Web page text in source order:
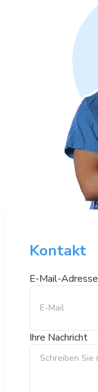
Kontakt
E-Mail-Adresse
Ihre Nachricht